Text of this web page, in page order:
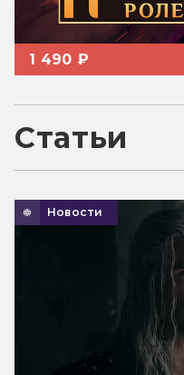
1 490 ₽
Статьи
Новости